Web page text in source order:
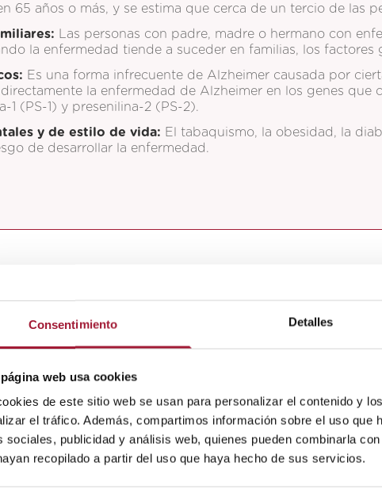
Consentimiento Detalles
web usa cookies
de este sitio web se usan para personalizar el contenido y
el tráfico. Además, compartimos información sobre el uso que
sociales, publicidad y análisis web, quienes pueden combinarla
recopilado a partir del uso que haya hecho de sus servicios.
65 años o más, y se estima que cerca de un tercio de las
Las personas con padre, madre o hermano con
la enfermedad tiende a suceder en familias, los
Es una forma infrecuente de Alzheimer causada por
la enfermedad de Alzheimer en los genes
1 (PS-1) y presenilina-2 (PS-2).
y de estilo de vida: El tabaquismo, la obesidad, la
de desarrollar la enfermedad.
los
cuando la persona que la
las personas con alzheimer.
de inicio tardío
sucede cuando los síntomas se
presenta una progresión de síntomasque
primeros síntomas como los de las fases avanzadas: